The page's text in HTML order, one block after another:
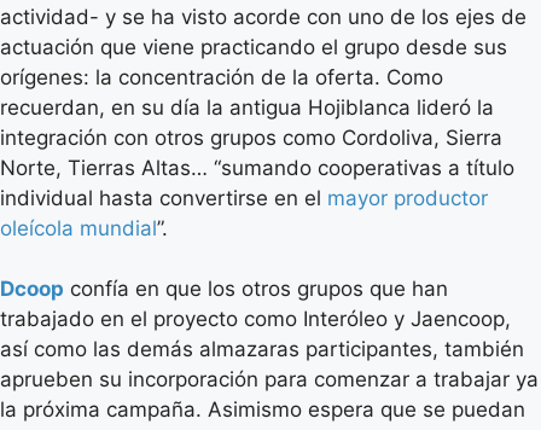
actividad- y se ha visto acorde con uno de los ejes de
actuación que viene practicando el grupo desde sus
orígenes: la concentración de la oferta. Como
recuerdan, en su día la antigua Hojiblanca lideró la
integración con otros grupos como Cordoliva, Sierra
Norte, Tierras Altas… “sumando cooperativas a título
individual hasta convertirse en el mayor productor
oleícola mundial”.
Dcoop confía en que los otros grupos que han
trabajado en el proyecto como Interóleo y Jaencoop,
así como las demás almazaras participantes, también
aprueben su incorporación para comenzar a trabajar ya
la próxima campaña. Asimismo espera que se puedan